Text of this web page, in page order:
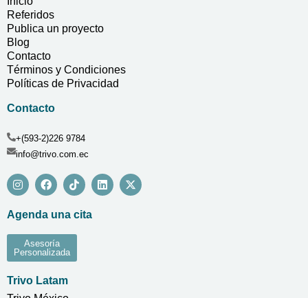
Referidos
Publica un proyecto
Blog
Contacto
Términos y Condiciones
Políticas de Privacidad
Contacto
+(593-2)226 9784
info@trivo.com.ec
Agenda una cita
Asesoría
Personalizada
Trivo Latam